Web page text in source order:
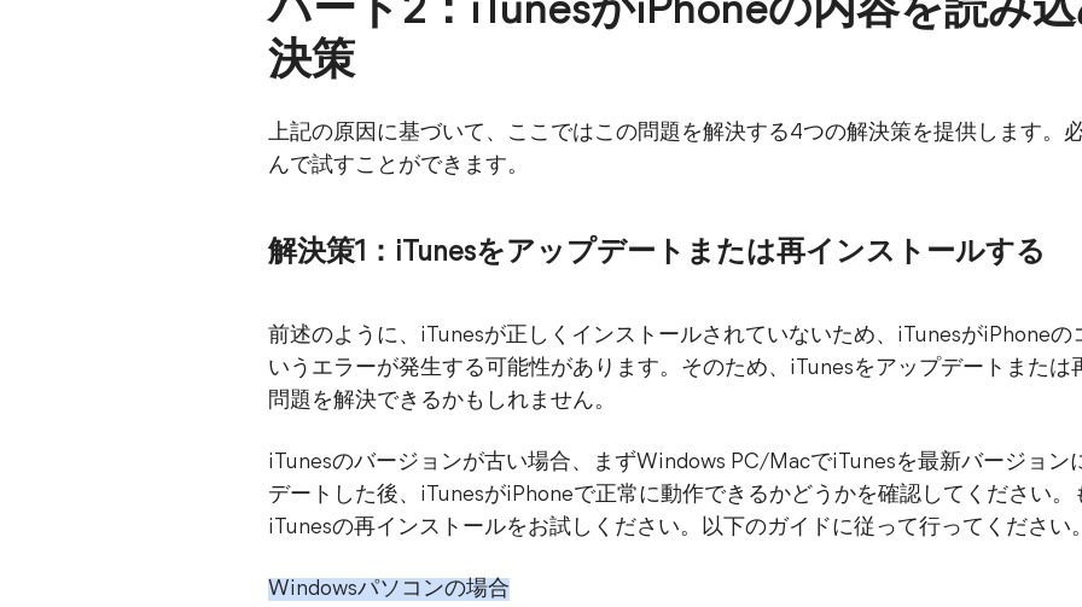
パート2：iTunesがiPhoneの内容を読み
決策
上記の原因に基づいて、ここではこの問題を解決する4つの解決策を提供します。
んで試すことができます。
解決策1：iTunesをアップデートまたは再インストールする
前述のように、iTunesが正しくインストールされていないため、iTunesがiPhoneの
いうエラーが発生する可能性があります。そのため、iTunesをアップデートまたは
問題を解決できるかもしれません。
iTunesのバージョンが古い場合、まずWindows PC/MacでiTunesを最新バージョン
デートした後、iTunesがiPhoneで正常に動作できるかどうかを確認してください。
iTunesの再インストールをお試しください。以下のガイドに従って行ってください。
Windowsパソコンの場合